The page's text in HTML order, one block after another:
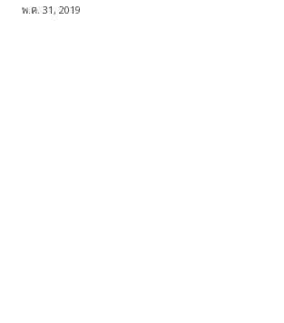
พ.ค. 31, 2019